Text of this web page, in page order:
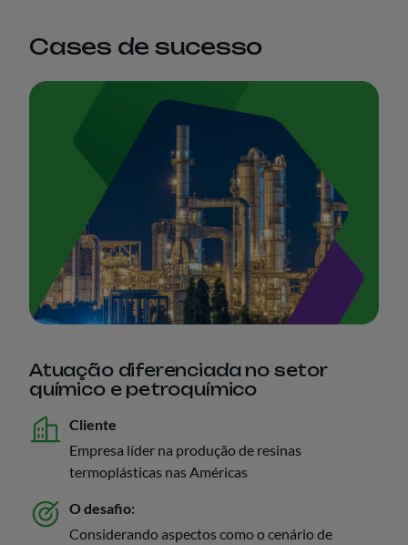
Cases de sucesso
Atuação diferenciada no setor
químico e petroquímico
Cliente
Empresa líder na produção de resinas
termoplásticas nas Américas
O desafio:
Considerando aspectos como o cenário de